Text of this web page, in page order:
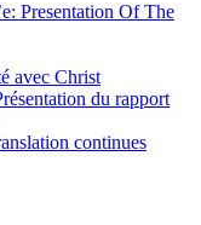
Presentation Of The
avec Christ
du rapport
continues